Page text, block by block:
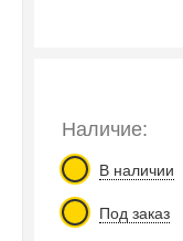
Наличие:
В наличии
Под заказ